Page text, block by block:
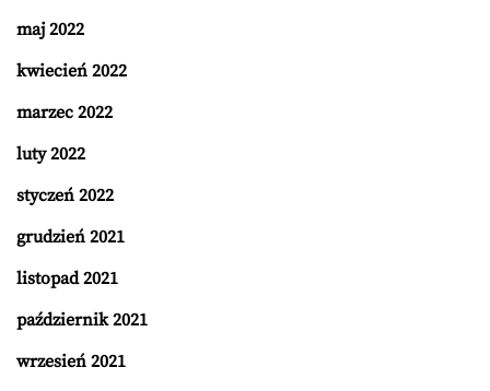
maj 2022
kwiecień 2022
marzec 2022
luty 2022
styczeń 2022
grudzień 2021
listopad 2021
październik 2021
wrzesień 2021